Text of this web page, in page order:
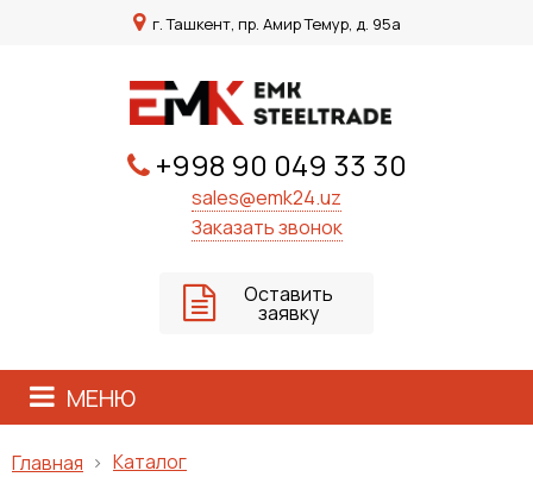
г. Ташкент, пр. Амир Темур, д. 95а
+998 90 049 33 30
sales@emk24.uz
Заказать звонок
Оставить
заявку
МЕНЮ
Главная
Каталог